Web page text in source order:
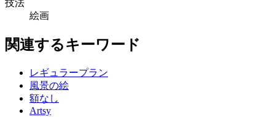
技法
絵画
関連するキーワード
レギュラープラン
風景の絵
額なし
Artsy